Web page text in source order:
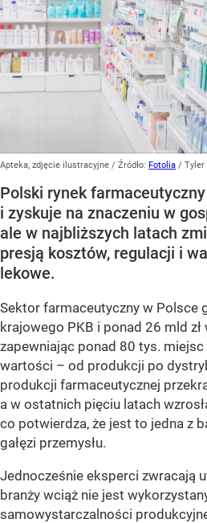
Apteka, zdjęcie ilustracyjne / Źródło: Fotolia / Tyler
Polski rynek
i zyskuje na znaczeniu w
ale w najbliższych latach
presją kosztów, regulacji i
lekowe.
Sektor farmaceutyczny w Polsce
krajowego PKB i ponad 26 mld
zapewniając ponad 80 tys. miejsc
wartości – od produkcji po
produkcji farmaceutycznej
a w ostatnich pięciu latach
co potwierdza, że jest to jedna z
gałęzi przemysłu.
Jednocześnie eksperci zwracają
branży wciąż nie jest
samowystarczalności